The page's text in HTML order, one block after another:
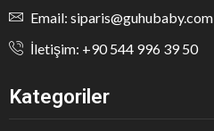
Email: siparis@guhubaby.com
İletişim: +90 544 996 39 50
Kategoriler